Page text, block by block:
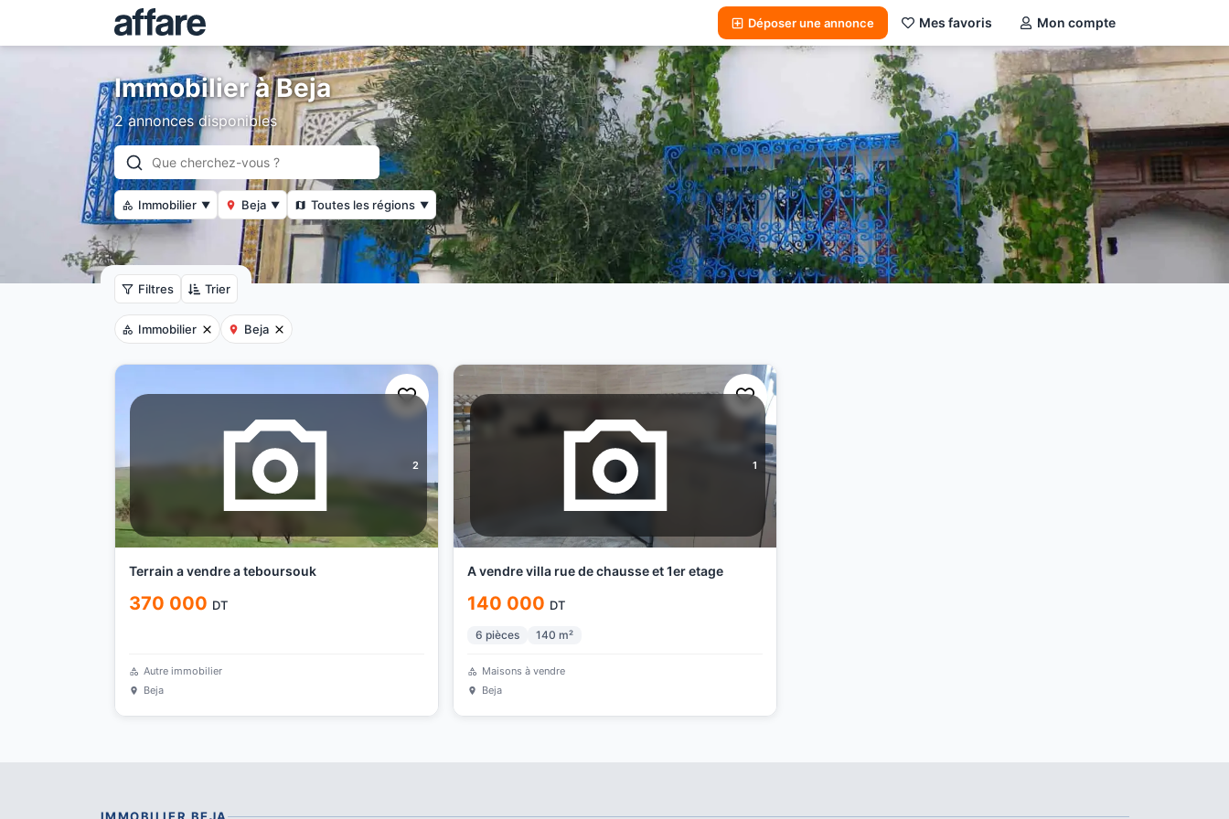
Déposer une annonce Mes favoris Mon compte
Immobilier à Beja
2 annonces disponibles
Immobilier ▼ Beja ▼ Toutes les régions ▼
Filtres Trier
Immobilier Beja
2
Terrain a vendre a teboursouk
370 000 DT
Autre immobilier
Beja
1
A vendre villa rue de chausse et 1er etage
140 000 DT
6 pièces 140 m²
Maisons à vendre
Beja